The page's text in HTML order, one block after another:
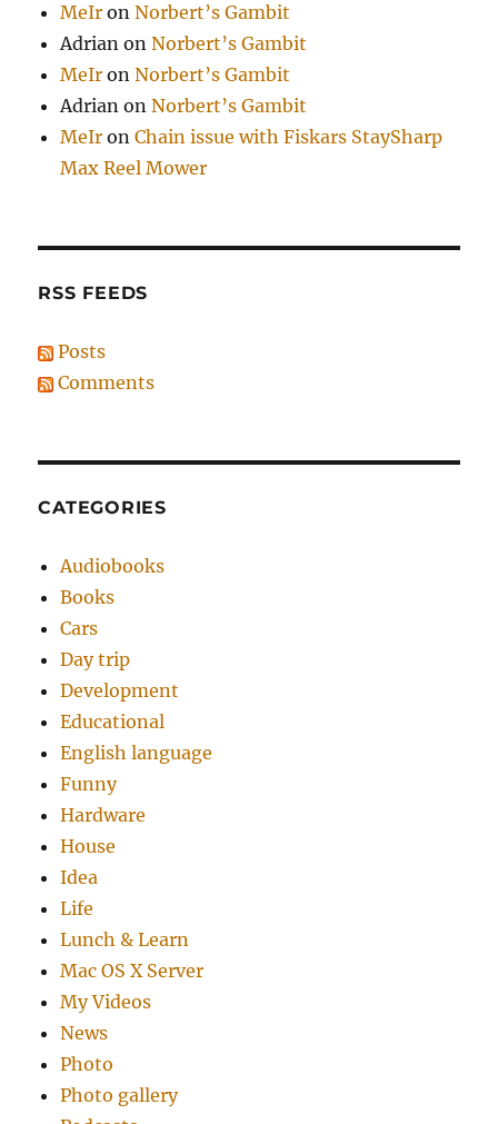
MeIr onNorbert’s Gambit
Adrian onNorbert’s Gambit
MeIr onNorbert’s Gambit
Adrian onNorbert’s Gambit
MeIr onChain issue with Fiskars StaySharp
Max Reel Mower
RSS FEEDS
Posts
Comments
CATEGORIES
Audiobooks
Books
Cars
Day trip
Development
Educational
English language
Funny
Hardware
House
Idea
Life
Lunch & Learn
Mac OS X Server
My Videos
News
Photo
Photo gallery